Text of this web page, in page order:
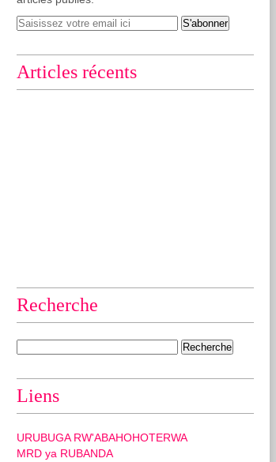
Articles récents
Recherche
Liens
URUBUGA RW'ABAHOHOTERWA
MRD ya RUBANDA